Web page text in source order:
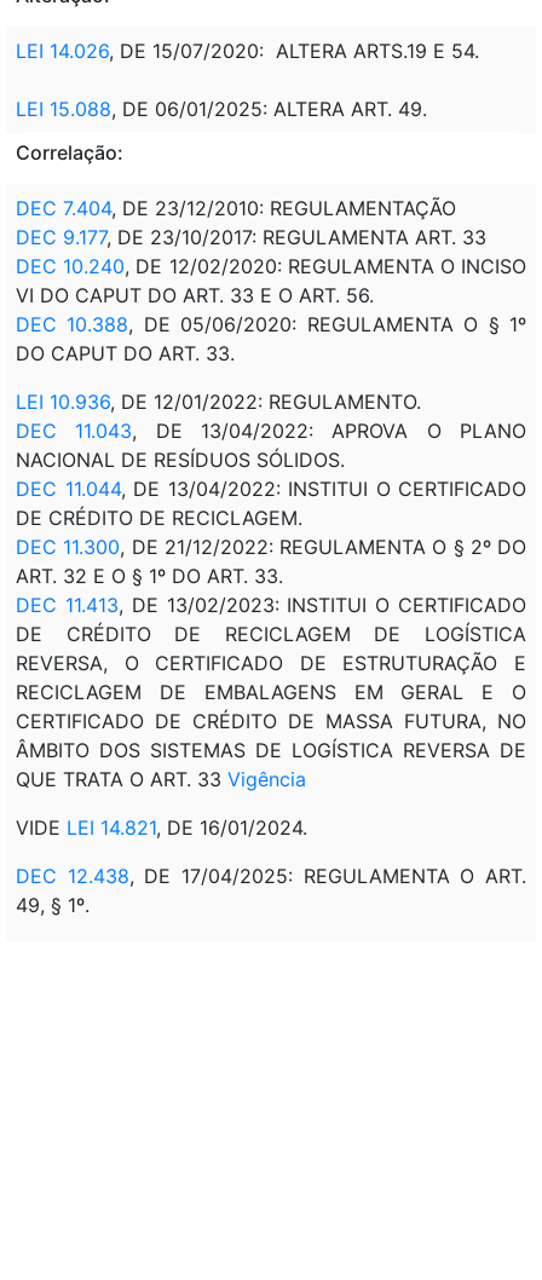
LEI 14.026, DE 15/07/2020: ALTERA ARTS.19 E 54.
LEI 15.088, DE 06/01/2025: ALTERA ART. 49.
Correlação:
DEC 7.404, DE 23/12/2010: REGULAMENTAÇÃO
DEC 9.177, DE 23/10/2017: REGULAMENTA ART. 33
DEC 10.240, DE 12/02/2020: REGULAMENTA O INCISO
VI DO CAPUT DO ART. 33 E O ART. 56.
DEC 10.388, DE 05/06/2020: REGULAMENTA O § 1º
DO CAPUT DO ART. 33.
LEI 10.936, DE 12/01/2022: REGULAMENTO.
DEC 11.043, DE 13/04/2022: APROVA O PLANO
NACIONAL DE RESÍDUOS SÓLIDOS.
DEC 11.044, DE 13/04/2022: INSTITUI O CERTIFICADO
DE CRÉDITO DE RECICLAGEM.
DEC 11.300, DE 21/12/2022: REGULAMENTA O § 2º DO
ART. 32 E O § 1º DO ART. 33.
DEC 11.413, DE 13/02/2023: INSTITUI O CERTIFICADO
DE CRÉDITO DE RECICLAGEM DE LOGÍSTICA
REVERSA, O CERTIFICADO DE ESTRUTURAÇÃO E
RECICLAGEM DE EMBALAGENS EM GERAL E O
CERTIFICADO DE CRÉDITO DE MASSA FUTURA, NO
ÂMBITO DOS SISTEMAS DE LOGÍSTICA REVERSA DE
QUE TRATA O ART. 33 Vigência
VIDE LEI 14.821, DE 16/01/2024.
DEC 12.438, DE 17/04/2025: REGULAMENTA O ART.
49, § 1º.